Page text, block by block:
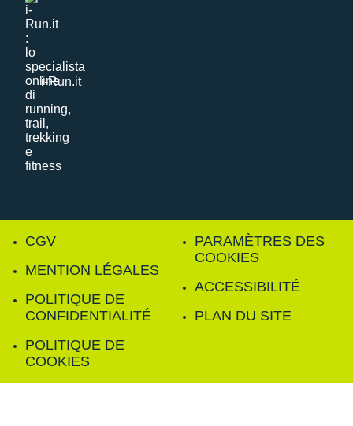
i-Run.it
CGV
MENTION LÉGALES
POLITIQUE DE
CONFIDENTIALITÉ
POLITIQUE DE
COOKIES
PARAMÈTRES DES
COOKIES
ACCESSIBILITÉ
PLAN DU SITE